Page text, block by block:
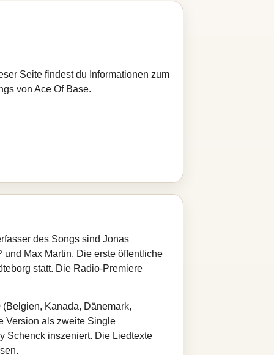
Seite findest du Informationen zum
von Ace Of Base.
des Songs sind Jonas
Max Martin. Die erste öffentliche
statt. Die Radio-Premiere
Kanada, Dänemark,
Version als zweite Single
Schenck inszeniert. Die Liedtexte